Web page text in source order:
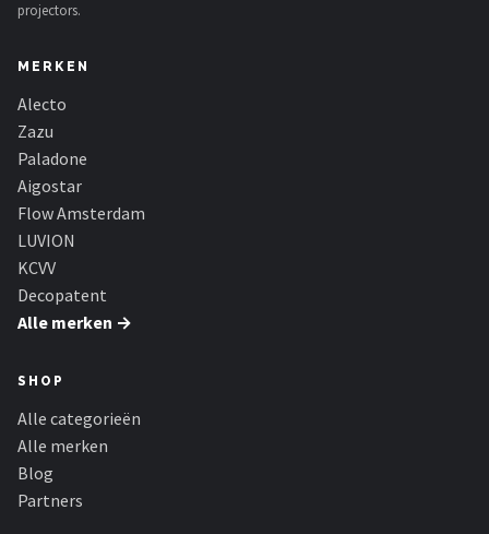
projectors.
MERKEN
Alecto
Zazu
Paladone
Aigostar
Flow Amsterdam
LUVION
KCVV
Decopatent
Alle merken →
SHOP
Alle categorieën
Alle merken
Blog
Partners